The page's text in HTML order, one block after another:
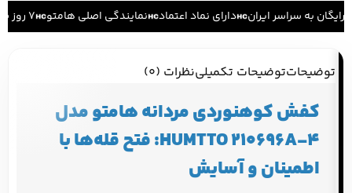
به سراسر ایران دارای نماد اعتماد نمایندگی اصلی هامتو ۷ روز ضمانت بازگشت کالا
توضیحاتتوضیحات تکمیلینظرات (0)
کفش کوهنوردی مردانه هامتو مدل
HUMTTO 210696A-4: فتح قله‌ها با
اطمینان و آسایش